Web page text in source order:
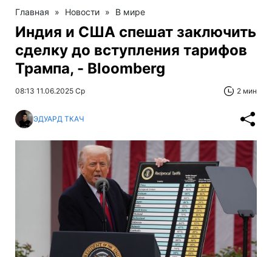
Главная » Новости » В мире
Индия и США спешат заключить
сделку до вступления тарифов
Трампа, - Bloomberg
08:13 11.06.2025 Ср 2 мин
ЭДУАРД ТКАЧ